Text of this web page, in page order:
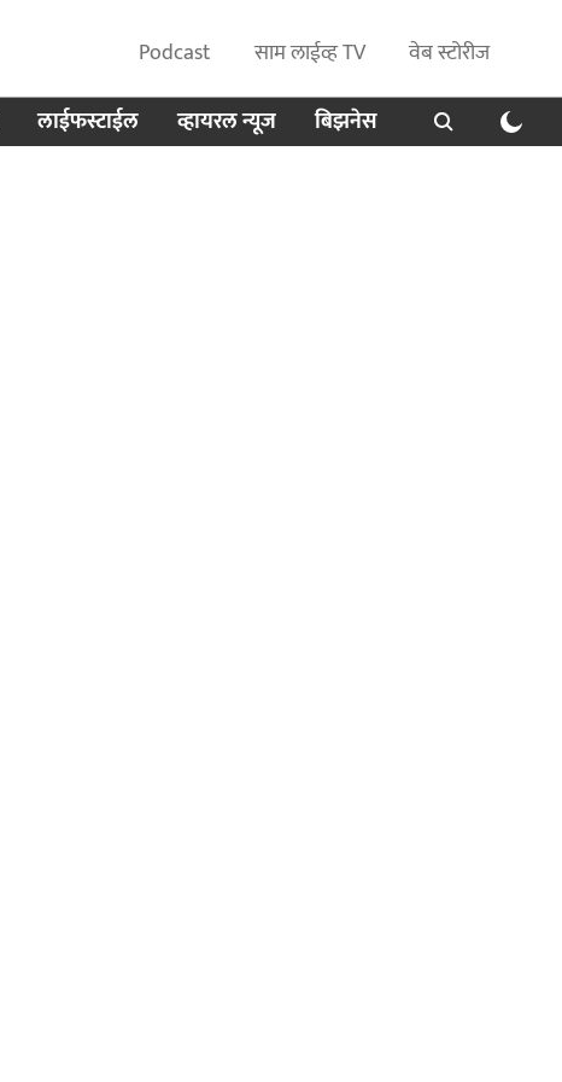
Podcast साम लाईव्ह TV
वेब स्टोरीज
लाईफस्टाईल व्हायरल न्यूज बिझनेस